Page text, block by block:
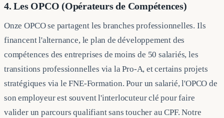
4. Les OPCO (Opérateurs de Compétences)
Onze OPCO se partagent les branches professionnelles. Ils
financent l'alternance, le plan de développement des
compétences des entreprises de moins de 50 salariés, les
transitions professionnelles via la Pro-A, et certains projets
stratégiques via le FNE-Formation. Pour un salarié, l'OPCO de
son employeur est souvent l'interlocuteur clé pour faire
valider un parcours qualifiant sans toucher au CPF. Notre